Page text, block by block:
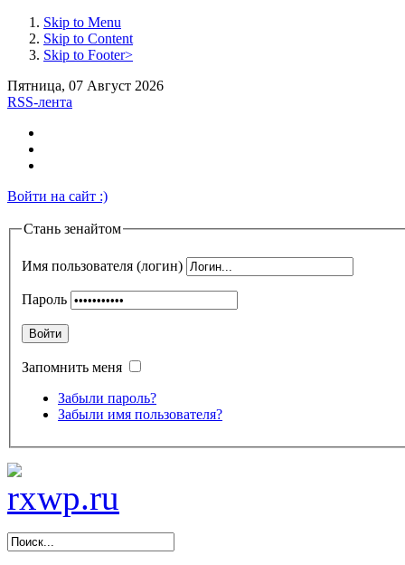
Skip to Menu
Skip to Content
Skip to Footer>
Пятница, 07 Август 2026
RSS-лента
Войти на сайт :)
Стань зенайтом
Имя пользователя (логин)
Пароль
Войти
Запомнить меня
Забыли пароль?
Забыли имя пользователя?